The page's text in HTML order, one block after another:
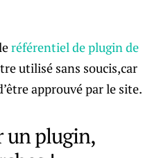
référentiel de plugin de
utilisé sans soucis,car
approuvé par le site.
un plugin,